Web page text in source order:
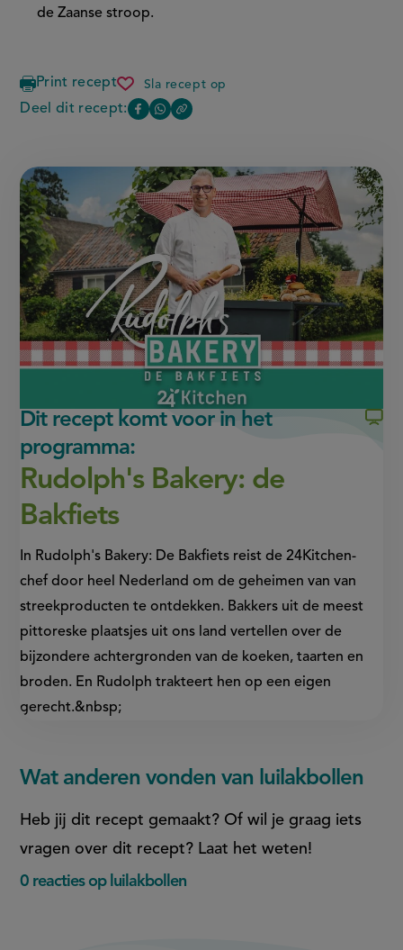
de Zaanse stroop.
Print recept Sla recept op
luilakbollen
Deel dit recept:
Deel
pagina
op
Facebook
(opent
in
nieuw
venster,
externe
link)
Deel
pagina
op
WhatsApp
(opent
in
nieuw
venster,
externe
link)
Copy
of
this
page
Dit recept komt voor in het
programma:
Rudolph's Bakery: de
Bakfiets
In Rudolph's Bakery: De Bakfiets reist de 24Kitchen-
chef door heel Nederland om de geheimen van van
streekproducten te ontdekken. Bakkers uit de meest
pittoreske plaatsjes uit ons land vertellen over de
bijzondere achtergronden van de koeken, taarten en
broden. En Rudolph trakteert hen op een eigen
gerecht.&nbsp;
Wat anderen vonden van luilakbollen
Heb jij dit recept gemaakt? Of wil je graag iets
vragen over dit recept? Laat het weten!
0 reacties op luilakbollen